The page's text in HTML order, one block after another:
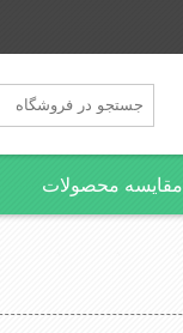
مقایسه محصولات